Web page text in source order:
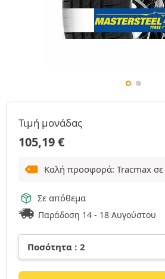
Τιμή μονάδας
105,19€
Καλή προσφορά: Tracmax σε
Σε απόθεμα
Παράδοση 14 - 18 Αυγούστου